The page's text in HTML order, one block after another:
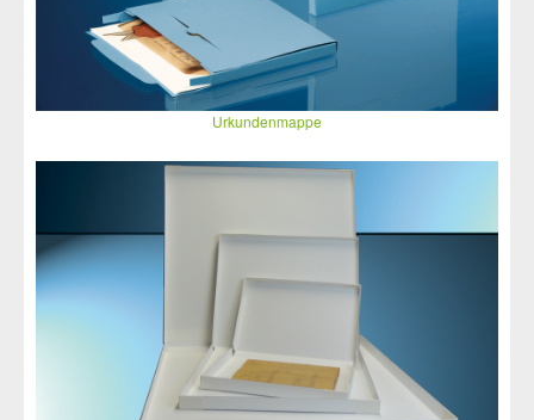
Urkundenmappe